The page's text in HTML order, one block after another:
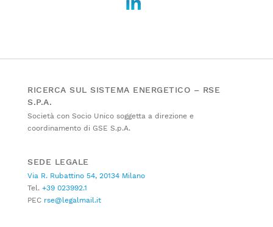
RICERCA SUL SISTEMA ENERGETICO – RSE
S.P.A.
Società con Socio Unico soggetta a direzione e
coordinamento di GSE S.p.A.
SEDE LEGALE
Via R. Rubattino 54, 20134 Milano
Tel. +39 023992.1
PEC rse@legalmail.it